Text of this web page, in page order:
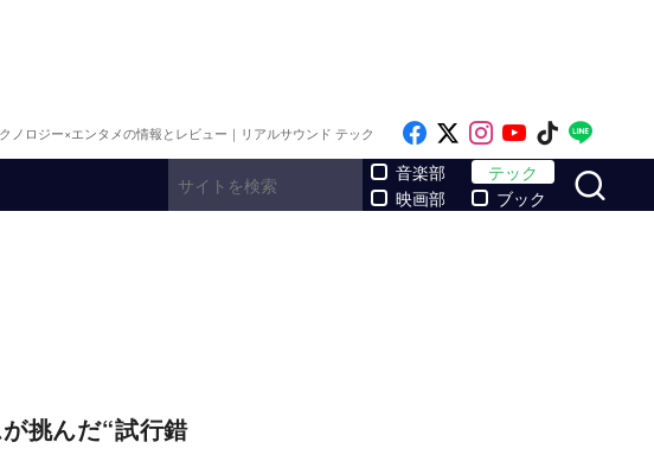
ノロジー×エンタメの情報とレビュー｜リアルサウンド テック Like on Facebook
Follow on x
Follow on
Follow on
Follow
音楽部
映画部
テック
ブック
挑んだ“試行錯